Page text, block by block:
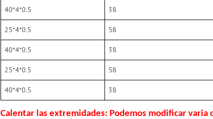
40*4*0.5 38
25*4*0.5 58
40*4*0.5 38
25*4*0.5 58
40*4*0.5 38
Calentar las extremidades: Podemos modificar